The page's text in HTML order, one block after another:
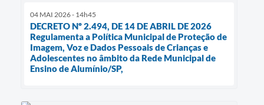
04 MAI 2026 - 14h45
DECRETO Nº 2.494, DE 14 DE ABRIL DE 2026
Regulamenta a Política Municipal de Proteção de
Imagem, Voz e Dados Pessoais de Crianças e
Adolescentes no âmbito da Rede Municipal de
Ensino de Alumínio/SP,